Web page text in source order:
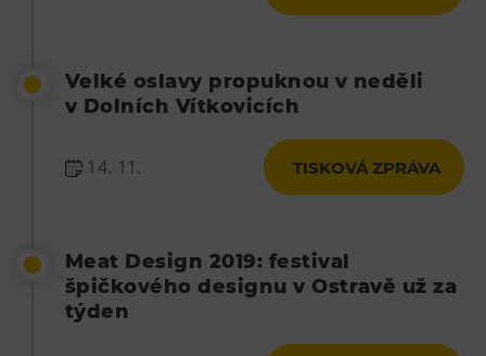
Velké oslavy propuknou v neděli
v Dolních Vítkovicích
14. 11. TISKOVÁ ZPRÁVA
Meat Design 2019: festival
špičkového designu v Ostravě už za
týden